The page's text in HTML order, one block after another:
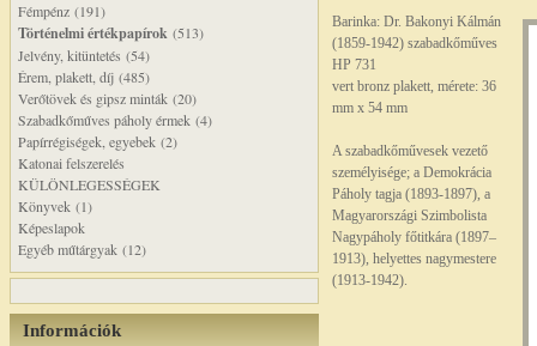
Fémpénz (191)
Történelmi értékpapírok (513)
Jelvény, kitüntetés (54)
Érem, plakett, díj (485)
Verőtövek és gipsz minták (20)
Szabadkőműves páholy érmek (4)
Papírrégiségek, egyebek (2)
Katonai felszerelés
KÜLÖNLEGESSÉGEK
Könyvek (1)
Képeslapok
Egyéb műtárgyak (12)
Információk
Barinka: Dr. Bakonyi Kálmán
(1859-1942) szabadkőműves
HP 731
vert bronz plakett, mérete: 36
mm x 54 mm
A szabadkőművesek vezető
személyisége; a Demokrácia
Páholy tagja (1893-1897), a
Magyarországi Szimbolista
Nagypáholy főtitkára (1897–
1913), helyettes nagymestere
(1913-1942).